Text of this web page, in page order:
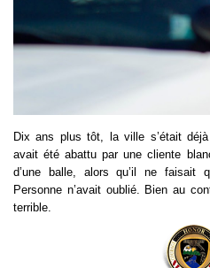
Dix ans plus tôt, la ville s’était déjà
avait été abattu par une cliente
d’une balle, alors qu’il ne faisait
Personne n’avait oublié. Bien au
terrible.